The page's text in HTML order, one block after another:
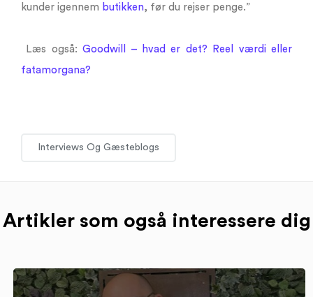
kunder igennem butikken, før du rejser penge.”
Læs også:Goodwill – hvad er det? Reel værdi eller
fatamorgana?
Interviews Og Gæsteblogs
Artikler som også interessere dig